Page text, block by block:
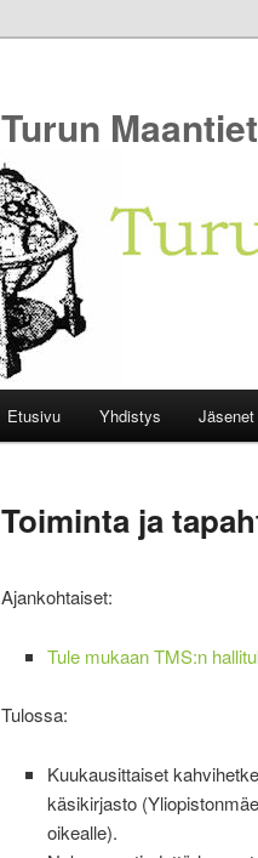
Turun
Etusivu Yhdistys Jäsenet
Toiminta ja
Ajankohtaiset:
Tule mukaan TMS:n
Tulossa:
Kuukausittaiset
käsikirjasto
oikealle).